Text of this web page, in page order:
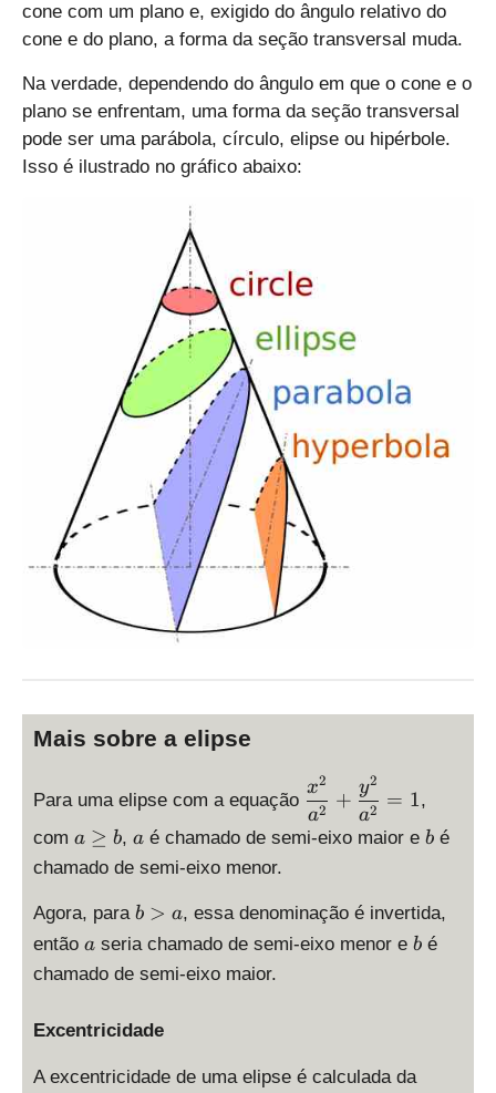
2
7
cone com um plano e, exigido do ângulo relativo do
cone e do plano, a forma da seção transversal muda.
Na verdade, dependendo do ângulo em que o cone e o
plano se enfrentam, uma forma da seção transversal
pode ser uma parábola, círculo, elipse ou hipérbole.
Isso é ilustrado no gráfico abaixo:
Mais sobre a elipse
Para uma elipse com a equação
\
d
is
y
st
yl
c
a2
x2
+
a2
y2
= 1,
com a
\
e
a ≥ b,a
a é chamado de semi-eixo maior eb
b é
chamado de semi-eixo menor.
Agora, para b
>
b > a, essa denominação é invertida,
então a
a seria chamado de semi-eixo menor e b
b é
chamado de semi-eixo maior.
Excentricidade
A excentricidade de uma elipse é calculada da